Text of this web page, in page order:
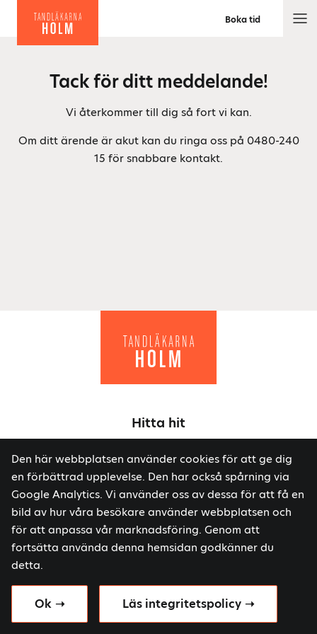
Boka tid
Tack för ditt meddelande!
Vi återkommer till dig så fort vi kan.
Om ditt ärende är akut kan du ringa oss på 0480-240
15 för snabbare kontakt.
Hitta hit
Södra Långgatan 8, 392 32 Kalmar
Kontakta oss
Skicka ett meddelande
0480-240 15
Den här webbplatsen använder cookies för att ge dig
en förbättrad upplevelse. Den har också spårning via
Google Analytics. Vi använder oss av dessa för att få en
bild av hur våra besökare använder webbplatsen och
för att anpassa vår marknadsföring. Genom att
fortsätta använda denna hemsidan godkänner du
detta.
Ok Läs integritetspolicy